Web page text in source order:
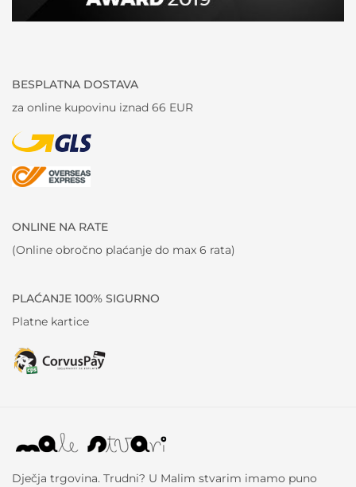
BESPLATNA DOSTAVA
za online kupovinu iznad 66 EUR
ONLINE NA RATE
(Online obročno plaćanje do max 6 rata)
PLAĆANJE 100% SIGURNO
Platne kartice
Dječja trgovina. Trudni? U Malim stvarim imamo puno